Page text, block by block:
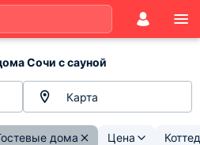
Сочи с сауной
Карта
дома Цена